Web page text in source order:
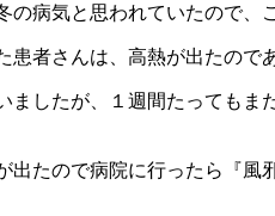
の病気と思われていたので
患者さんは、高熱が出たの
ましたが、１週間たっても
出たので病院に行ったら『